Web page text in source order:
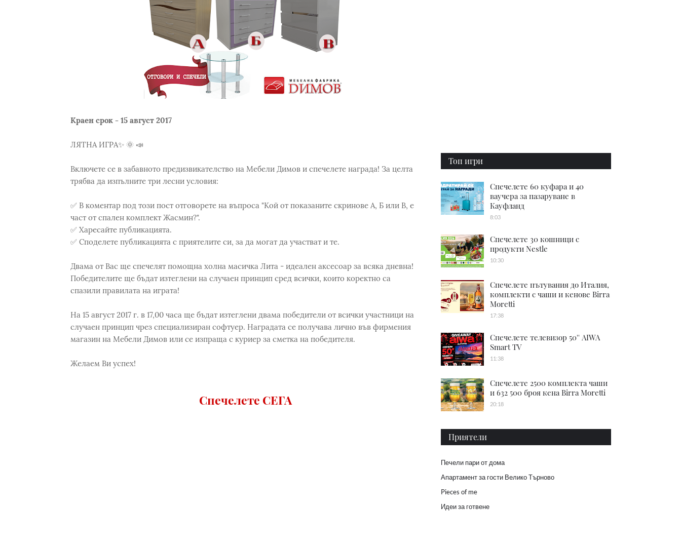
Краен срок - 15 август 2017
ЛЯТНА ИГРА✨ 🌞 📣
Включете се в забавното предизвикателство на Мебели Димов и спечелете награда! За целта
трябва да изпълните три лесни условия:
✅ В коментар под този пост отговорете на въпроса "Кой от показаните скринове А, Б или В, е
част от спален комплект Жасмин?".
✅ Харесайте публикацията.
✅ Споделете публикацията с приятелите си, за да могат да участват и те.
Двама от Вас ще спечелят помощна холна масичка Лита - идеален аксесоар за всяка дневна!
Победителите ще бъдат изтеглени на случаен принцип сред всички, които коректно са
спазили правилата на играта!
На 15 август 2017 г. в 17,00 часа ще бъдат изтеглени двама победители от всички участници на
случаен принцип чрез специализиран софтуер. Наградата се получава лично във фирмения
магазин на Мебели Димов или се изпраща с куриер за сметка на победителя.
Желаем Ви успех!
Спечелете СЕГА
Топ игри
Спечелете 60 куфара и 40
ваучера за пазаруване в
Кауфланд
8:03
Спечелете 30 кошници с
продукти Nestle
10:30
Спечелете пътувания до Италия,
комплекти с чаши и кенове Birra
Moretti
17:38
Спечелете телевизор 50'' AIWA
Smart TV
11:38
Спечелете 2500 комплекта чаши
и 632 500 броя кена Birra Moretti
20:18
Приятели
Печели пари от дома
Апартамент за гости Велико Търново
Pieces of me
Идеи за готвене